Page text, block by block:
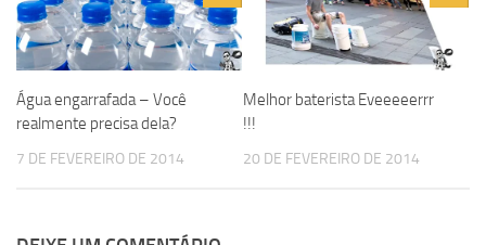
Água engarrafada – Você
realmente precisa dela?
7 DE FEVEREIRO DE 2014
Melhor baterista Eveeeeerrr
!!!
20 DE FEVEREIRO DE 2014